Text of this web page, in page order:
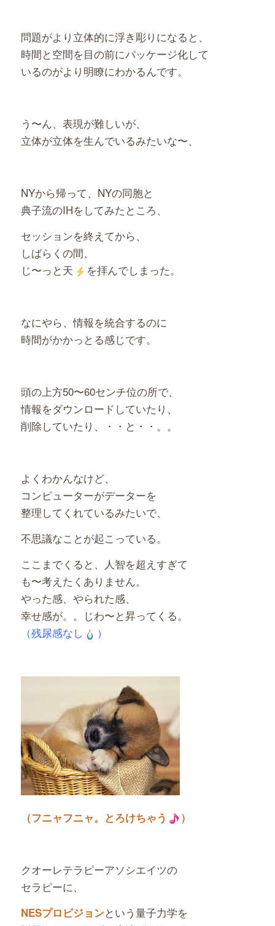
問題がより立体的に浮き彫りになると、
時間と空間を目の前にパッケージ化して
いるのがより明瞭にわかるんです。
う〜ん、表現が難しいが、
立体が立体を生んでいるみたいな〜、
NYから帰って、NYの同胞と
典子流のIHをしてみたところ、
セッションを終えてから、
しばらくの間、
じ〜っと天
を拝んでしまった。
なにやら、情報を統合するのに
時間がかかっとる感じです。
頭の上方50〜60センチ位の所で、
情報をダウンロードしていたり、
削除していたり、・・と・・。。
よくわかんなけど、
コンピューターがデーターを
整理してくれているみたいで、
不思議なことが起こっている。
ここまでくると、人智を超えすぎて
も〜考えたくありません。
やった感、やられた感、
幸せ感が。。じわ〜と昇ってくる。
（残尿感なし
）
（フニャフニャ。とろけちゃう ）
クオーレテラピーアソシエイツの
セラピーに、
NESプロビジョンという量子力学を